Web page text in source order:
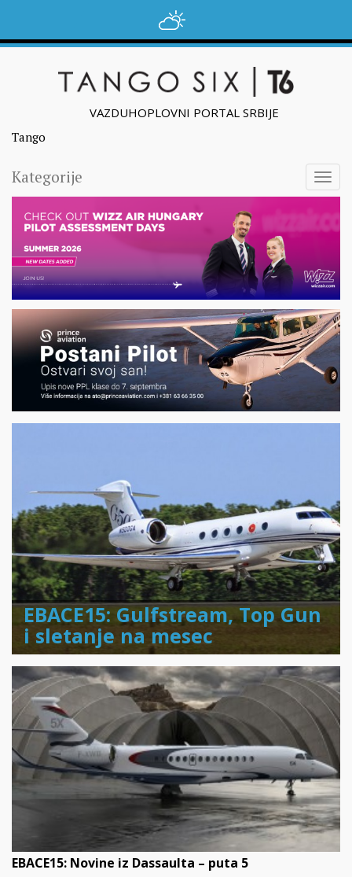
VAZDUHOPLOVNI PORTAL SRBIJE
Tango
Kategorije
EBACE15: Gulfstream, Top Gun
i sletanje na mesec
EBACE15: Novine iz Dassaulta – puta 5